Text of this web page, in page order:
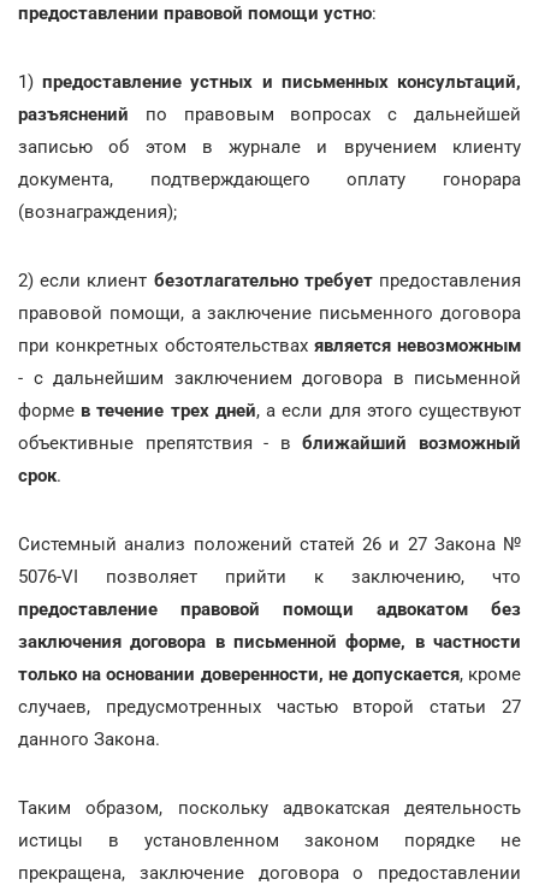
предоставлении правовой помощи устно:
1)предоставление устных и письменных консультаций,
разъяснений по правовым вопросах с дальнейшей
записью об этом в журнале и вручением клиенту
документа, подтверждающего оплату гонорара
(вознаграждения);
2) если клиент безотлагательно требует предоставления
правовой помощи, а заключение письменного договора
при конкретных обстоятельствах является невозможным
- с дальнейшим заключением договора в письменной
форме в течение трех дней, а если для этого существуют
объективные препятствия - вближайший возможный
срок.
Системный анализ положений статей 26 и 27 Закона №
5076-VI позволяет прийти к заключению, что
предоставление правовой помощи адвокатом без
заключения договора в письменной форме, в частности
только на основании доверенности, не допускается, кроме
случаев, предусмотренных частью второй статьи 27
данного Закона.
Таким образом, поскольку адвокатская деятельность
истицы в установленном законом порядке не
прекращена, заключение договора о предоставлении